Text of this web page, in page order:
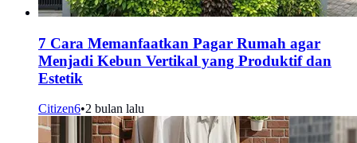
7 Cara Memanfaatkan Pagar Rumah agar
Menjadi Kebun Vertikal yang Produktif dan
Estetik
Citizen6•2 bulan lalu